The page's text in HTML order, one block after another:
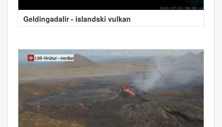
Geldingadalir - islandski vulkan